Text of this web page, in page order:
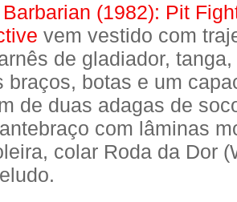
(1982): Pit
vem vestido com
de gladiador,
braços, botas e um
de duas adagas de
com lâminas
colar Roda da Dor